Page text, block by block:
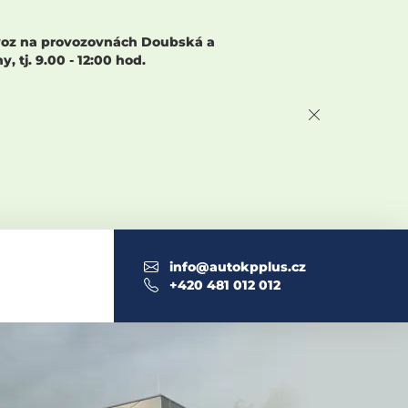
na provozovnách Doubská a
tj. 9.00 - 12:00 hod.
info@autokpplus.cz
+420 481 012 012